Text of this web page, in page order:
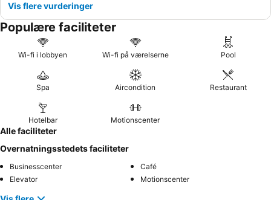
Vis flere vurderinger
Populære faciliteter
Wi-fi i lobbyen Wi-fi på værelserne Pool
Spa Aircondition Restaurant
Hotelbar Motionscenter
Alle faciliteter
Overnatningsstedets faciliteter
Businesscenter
Café
Elevator
Motionscenter